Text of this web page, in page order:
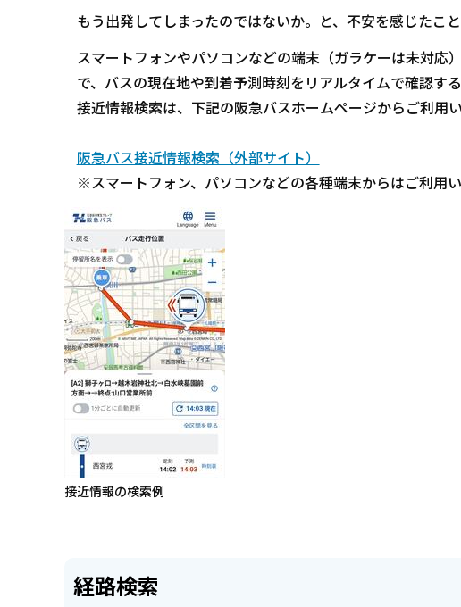
もう出発してしまったのではないか。と、不安を感じたこ
スマートフォンやパソコンなどの端末（ガラケーは未対応
で、バスの現在地や到着予測時刻をリアルタイムで確認する
接近情報検索は、下記の阪急バスホームページからご利用い
阪急バス接近情報検索（外部サイト）
※スマートフォン、パソコンなどの各種端末からはご利用
接近情報の検索例
経路検索